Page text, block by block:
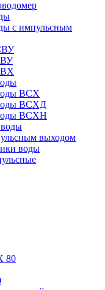
с импульсным
ВСХ
ВСХД
ВСХН
выходом
воды
80